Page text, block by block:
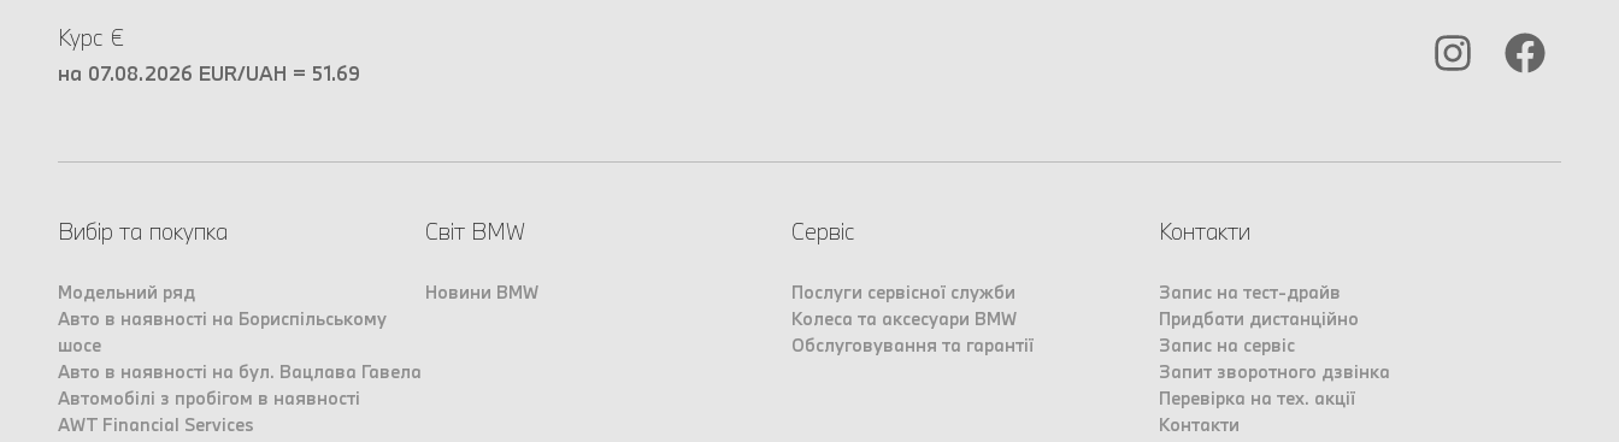
Курс €
на 07.08.2026 EUR/UAH = 51.69
Вибір та покупка
Модельний ряд
Авто в наявності на Бориспільському
шосе
Авто в наявності на бул. Вацлава Гавела
Автомобілі з пробігом в наявності
AWT Financial Services
Світ BMW
Новини BMW
Сервіс
Послуги сервісної служби
Колеса та аксесуари BMW
Обслуговування та гарантії
Контакти
Запис на тест-драйв
Придбати дистанційно
Запис на сервіс
Запит зворотного дзвінка
Перевірка на тех. акції
Контакти